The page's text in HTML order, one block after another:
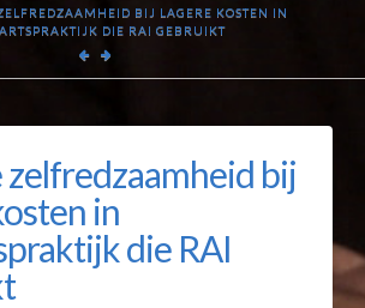
BIJ LAGERE KOSTEN IN
DIE RAI GEBRUIKT
zelfredzaamheid bij
in
die RAI